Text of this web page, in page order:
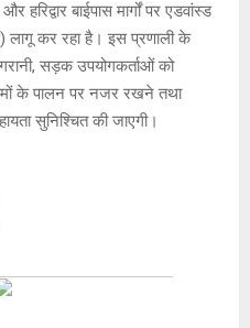
हरिद्वार बाईपास मार्गों पर एडवांस्ड
कर रहा है। इस प्रणाली के
सड़क उपयोगकर्ताओं को
के पालन पर नजर रखने तथा
सुनिश्चित की जाएगी।